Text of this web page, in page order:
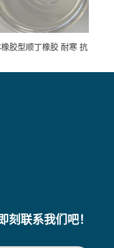
胶型顺丁橡胶 耐寒 抗
刻联系我们吧！